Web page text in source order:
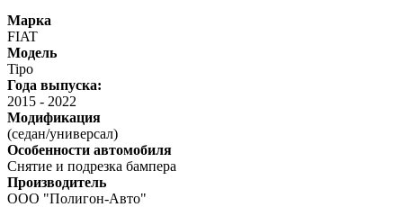
Марка
FIAT
Модель
Tipo
Года выпуска:
2015 - 2022
Модификация
(седан/универсал)
Особенности автомобиля
Снятие и подрезка бампера
Производитель
ООО "Полигон-Авто"